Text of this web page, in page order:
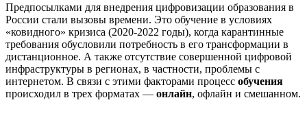
Предпосылками для внедрения цифровизации образования в
России стали вызовы времени. Это обучение в условиях
«ковидного» кризиса (2020-2022 годы), когда карантинные
требования обусловили потребность в его трансформации в
дистанционное. А также отсутствие совершенной цифровой
инфраструктуры в регионах, в частности, проблемы с
интернетом. В связи с этими факторами процесс обучения
происходил в трех форматах — онлайн, офлайн и смешанном.